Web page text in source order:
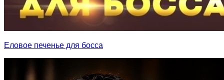
Еловое печенье для босса